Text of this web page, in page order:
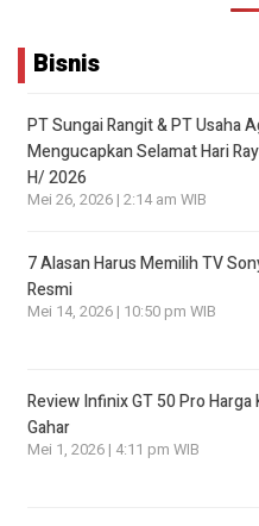
Bisnis
PT Sungai Rangit & PT Usaha
Mengucapkan Selamat Hari
H/ 2026
Mei 26, 2026 | 2:14 am WIB
7 Alasan Harus Memilih TV
Resmi
Mei 14, 2026 | 10:50 pm WIB
Review Infinix GT 50 Pro
Gahar
Mei 1, 2026 | 4:11 pm WIB